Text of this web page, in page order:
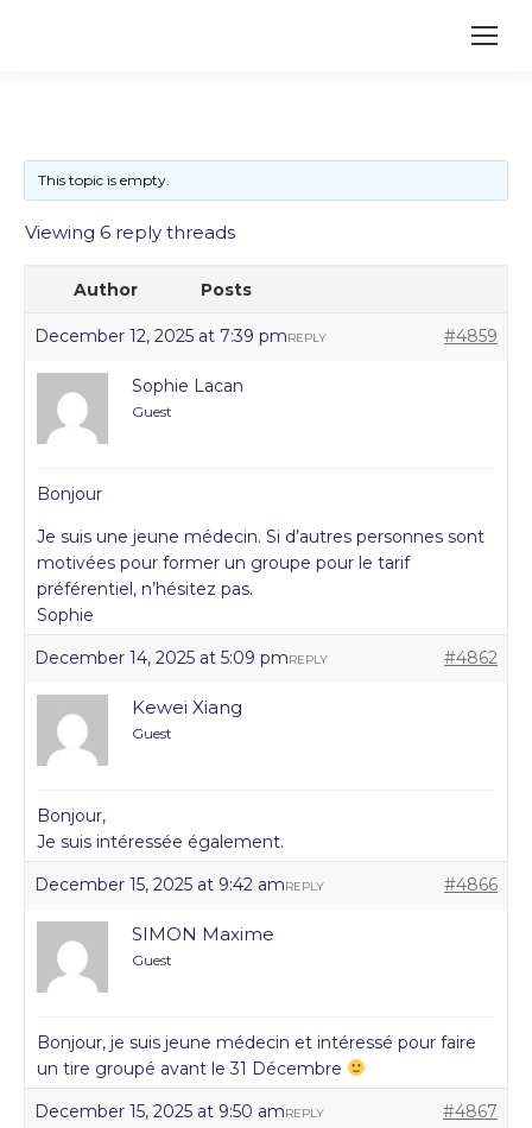
This topic is empty.
Viewing 6 reply threads
Author Posts
December 12, 2025 at 7:39 pm #4859
REPLY
Sophie Lacan
Guest
Bonjour
Je suis une jeune médecin. Si d’autres personnes sont
motivées pour former un groupe pour le tarif
préférentiel, n’hésitez pas.
Sophie
December 14, 2025 at 5:09 pm
#4862
REPLY
Kewei Xiang
Guest
Bonjour,
Je suis intéressée également.
December 15, 2025 at 9:42 am
#4866
REPLY
SIMON Maxime
Guest
Bonjour, je suis jeune médecin et intéressé pour faire
un tire groupé avant le 31 Décembre
December 15, 2025 at 9:50 am
#4867
REPLY